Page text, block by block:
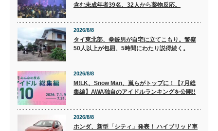
含む未成年者39名、32人から薬物反応。
2026/8/8
タイ東北部、拳銃男が自宅に立てこもり。警察
50人以上が包囲、5時間にわたり説得続く。
2026/8/8
M!LK、Snow Man、嵐らがトップに！【7月総
集編】AWA独自のアイドルランキングを公開!!
2026/8/8
ホンダ、新型「シティ」発表！ ハイブリッド車